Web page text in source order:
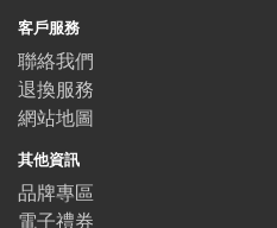
客戶服務
聯絡我們
退換服務
網站地圖
其他資訊
品牌專區
電子禮券